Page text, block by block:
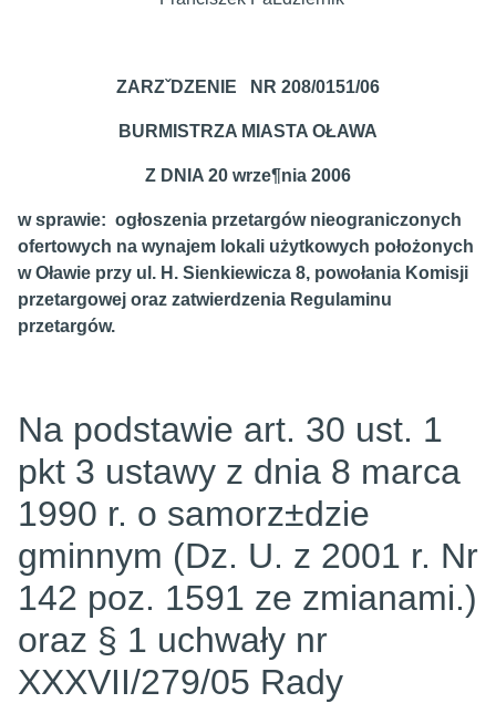
ZARZˇDZENIE NR 208/0151/06
BURMISTRZA MIASTA OŁAWA
Z DNIA 20 wrze¶nia 2006
w sprawie: ogłoszenia przetargów nieograniczonych
ofertowych na wynajem lokali użytkowych położonych
w Oławie przy ul. H. Sienkiewicza 8, powołania Komisji
przetargowej oraz zatwierdzenia Regulaminu
przetargów.
Na podstawie art. 30 ust. 1
pkt 3 ustawy z dnia 8 marca
1990 r. o samorz±dzie
gminnym (Dz. U. z 2001 r. Nr
142 poz. 1591 ze zmianami.)
oraz § 1 uchwały nr
XXXVII/279/05 Rady